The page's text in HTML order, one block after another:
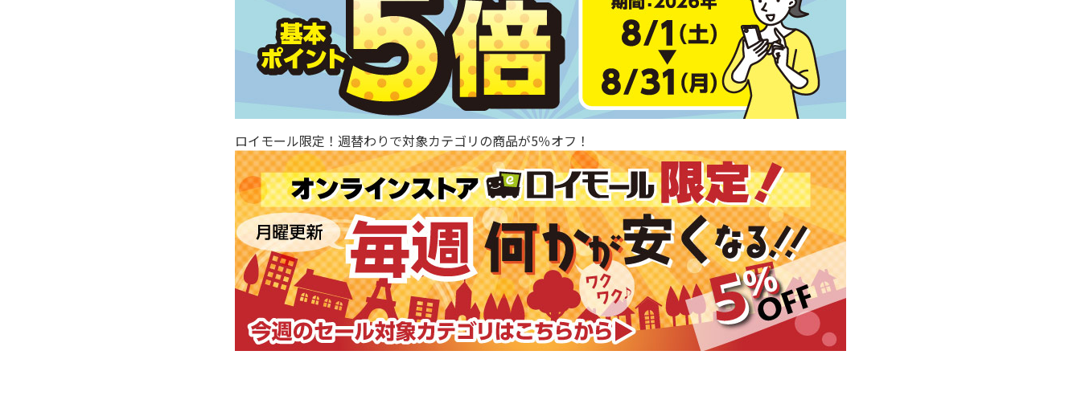
ロイモール限定！週替わりで対象カテゴリの商品が5％オフ！